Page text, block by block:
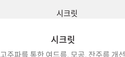
시크릿
고주파를 통한 여드름, 모공, 잔주름 개선